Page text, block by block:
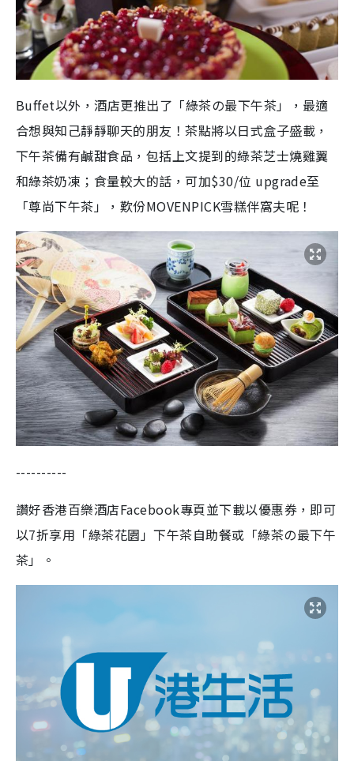
Buffet以外，酒店更推出了「綠茶の最下午茶」，最適
合想與知己靜靜聊天的朋友！茶點將以日式盒子盛載，
下午茶備有鹹甜食品，包括上文提到的綠茶芝士燒雞翼
和綠茶奶凍；食量較大的話，可加$30/位 upgrade至
「尊尚下午茶」，歎份MOVENPICK雪糕伴窩夫呢！
----------
讚好香港百樂酒店Facebook專頁並下載以優惠券，即可
以7折享用「綠茶花園」下午茶自助餐或「綠茶の最下午
茶」。